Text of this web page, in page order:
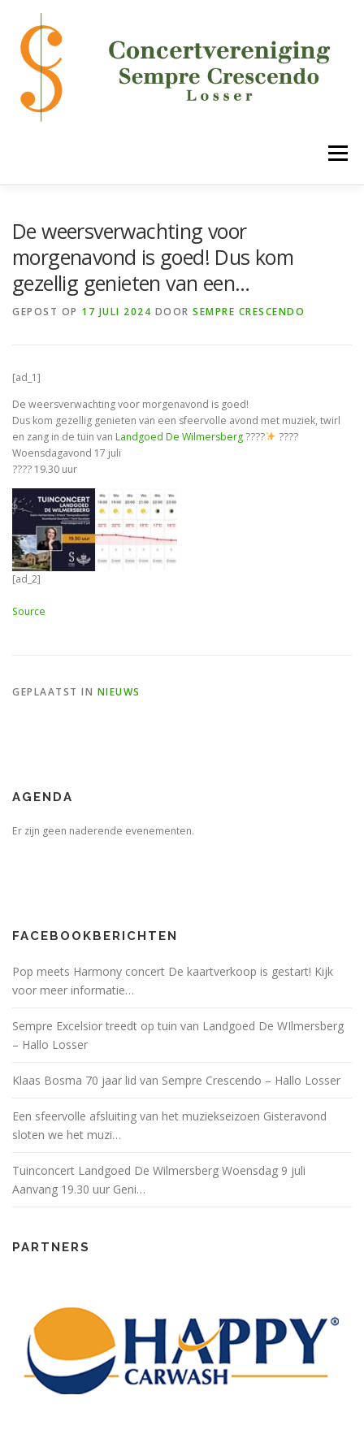
inhoud
Menu
AGENDA MEDIA
De weersverwachting voor
morgenavond is goed! Dus kom
gezellig genieten van een…
GEPOST OP 17 JULI 2024 DOOR SEMPRE CRESCENDO
[ad_1]
De weersverwachting voor morgenavond is goed!
Dus kom gezellig genieten van een sfeervolle avond met muziek, twirl
en zang in de tuin van Landgoed De Wilmersberg ????
????
Woensdagavond 17 juli
???? 19.30 uur
[ad_2]
Source
GEPLAATST IN NIEUWS
AGENDA
Er zijn geen naderende evenementen.
FACEBOOKBERICHTEN
Pop meets Harmony concert De kaartverkoop is gestart! Kijk
voor meer informatie…
Sempre Excelsior treedt op tuin van Landgoed De WIlmersberg
– Hallo Losser
Klaas Bosma 70 jaar lid van Sempre Crescendo – Hallo Losser
Een sfeervolle afsluiting van het muziekseizoen Gisteravond
sloten we het muzi…
Tuinconcert Landgoed De Wilmersberg Woensdag 9 juli
Aanvang 19.30 uur Geni…
PARTNERS